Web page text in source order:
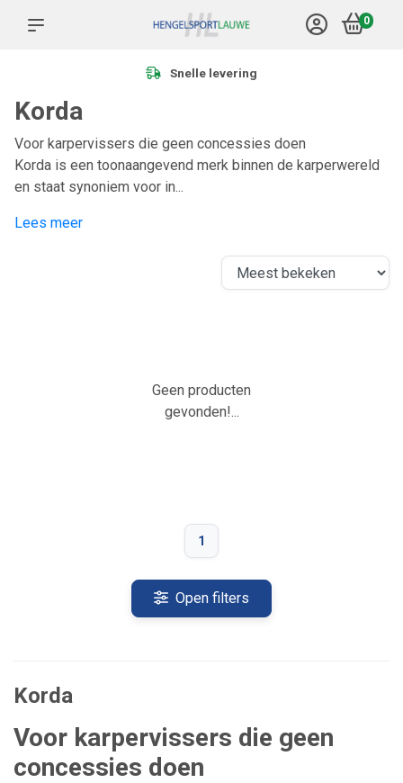
0
Snelle levering
Korda
Voor karpervissers die geen concessies doen
Korda is een toonaangevend merk binnen de karperwereld
en staat synoniem voor in...
Lees meer
Geen producten
gevonden!...
1
Open filters
Korda
Voor karpervissers die geen
concessies doen